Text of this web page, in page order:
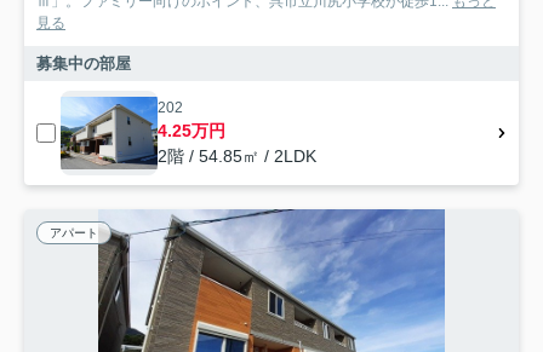
見る
募集中の部屋
202
4.25万円
2階 / 54.85㎡ / 2LDK
アパート